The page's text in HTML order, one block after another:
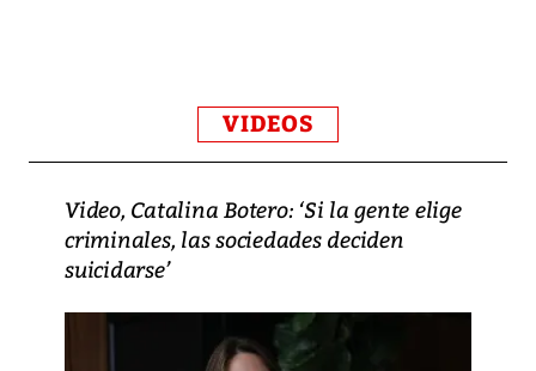
VIDEOS
Video, Catalina Botero: ‘Si la gente elige
criminales, las sociedades deciden
suicidarse’